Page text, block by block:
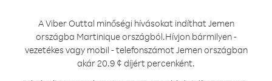
A Viber Outtal minőségi hívásokat indíthat Jemen
országba Martinique országból.Hívjon bármilyen -
vezetékes vagy mobil - telefonszámot Jemen országban
akár 20.9 ¢ díjért percenként.